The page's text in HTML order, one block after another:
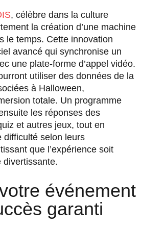
, célèbre dans la culture
la création d’une machine
le temps. Cette innovation
avancé qui synchronise un
une plate-forme d’appel vidéo.
utiliser des données de la
à Halloween,
totale. Un programme
les réponses des
et autres jeux, tout en
difficulté selon leurs
que l’expérience soit
divertissante.
événement
garanti